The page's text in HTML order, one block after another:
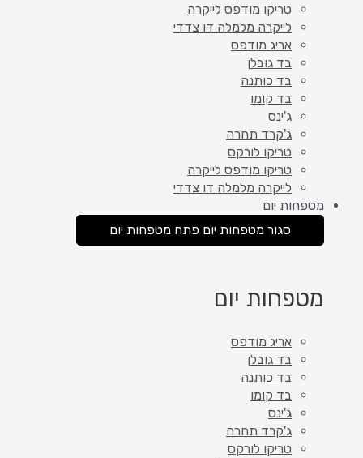
טריקו מודפס לייקרה
לייקרה מלמלה דו צדדי
אריג מודפס
בד גובלן
בד כותנה
בד קומו
ג'ינס
ג'קרד תחרה
טריקו לורקס
טריקו מודפס לייקרה
לייקרה מלמלה דו צדדי
מטפחות יום
סגור מטפחות יום פתח מטפחות יום
מטפחות יום
אריג מודפס
בד גובלן
בד כותנה
בד קומו
ג'ינס
ג'קרד תחרה
טריקו לורקס